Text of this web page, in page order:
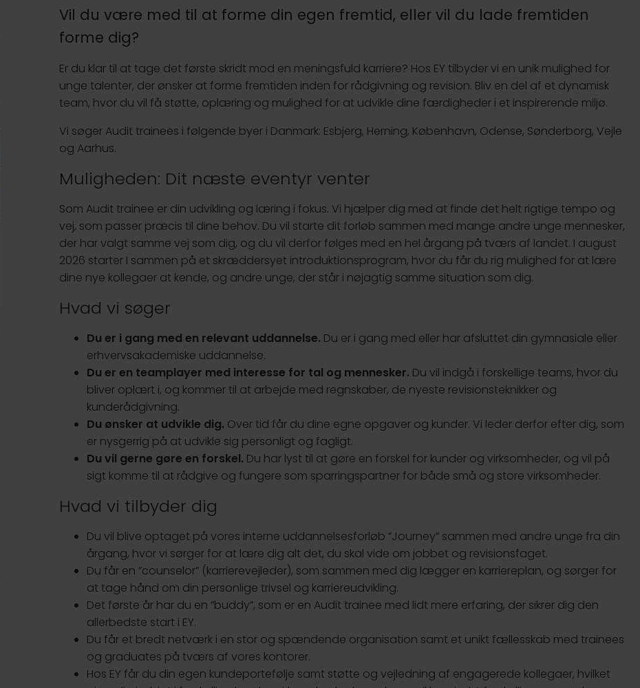
Vil du være med til at forme din egen fremtid, eller vil du lade fremtiden
forme dig?
Er du klar til at tage det første skridt mod en meningsfuld karriere? Hos EY tilbyder vi en unik mulighed for
unge talenter, der ønsker at forme fremtiden inden for rådgivning og revision. Bliv en del af et dynamisk
team, hvor du vil få støtte, oplæring og mulighed for at udvikle dine færdigheder i et inspirerende miljø.
Vi søger Audit trainees i følgende byer i Danmark: Esbjerg, Herning, København, Odense, Sønderborg, Vejle
og Aarhus.
Muligheden: Dit næste eventyr venter
Som Audit trainee er din udvikling og læring i fokus. Vi hjælper dig med at finde det helt rigtige tempo og
vej, som passer præcis til dine behov. Du vil starte dit forløb sammen med mange andre unge mennesker,
der har valgt samme vej som dig, og du vil derfor følges med en hel årgang på tværs af landet. I august
2026 starter I sammen på et skræddersyet introduktionsprogram, hvor du får du rig mulighed for at lære
dine nye kollegaer at kende, og andre unge, der står i nøjagtig samme situation som dig.
Hvad vi søger
Du er i gang med en relevant uddannelse. Du er i gang med eller har afsluttet din gymnasiale eller
erhvervsakademiske uddannelse.
Du er en teamplayer med interesse for tal og mennesker. Du vil indgå i forskellige teams, hvor du
bliver oplært i, og kommer til at arbejde med regnskaber, de nyeste revisionsteknikker og
kunderådgivning.
Du ønsker at udvikle dig. Over tid får du dine egne opgaver og kunder. Vi leder derfor efter dig, som
er nysgerrig på at udvikle sig personligt og fagligt.
Du vil gerne gøre en forskel. Du har lyst til at gøre en forskel for kunder og virksomheder, og vil på
sigt komme til at rådgive og fungere som sparringspartner for både små og store virksomheder.
Hvad vi tilbyder dig
Du vil blive optaget på vores interne uddannelsesforløb ”Journey” sammen med andre unge fra din
årgang, hvor vi sørger for at lære dig alt det, du skal vide om jobbet og revisionsfaget.
Du får en ”counselor” (karrierevejleder), som sammen med dig lægger en karriereplan, og sørger for
at tage hånd om din personlige trivsel og karriereudvikling.
Det første år har du en ”buddy”, som er en Audit trainee med lidt mere erfaring, der sikrer dig den
allerbedste start i EY.
Du får et bredt netværk i en stor og spændende organisation samt et unikt fællesskab med trainees
og graduates på tværs af vores kontorer.
Hos EY får du din egen kundeportefølje samt støtte og vejledning af engagerede kollegaer, hvilket